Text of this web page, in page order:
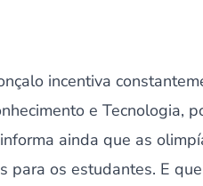
incentiva
e Tecnologia,
ainda que as
para os estudantes. E